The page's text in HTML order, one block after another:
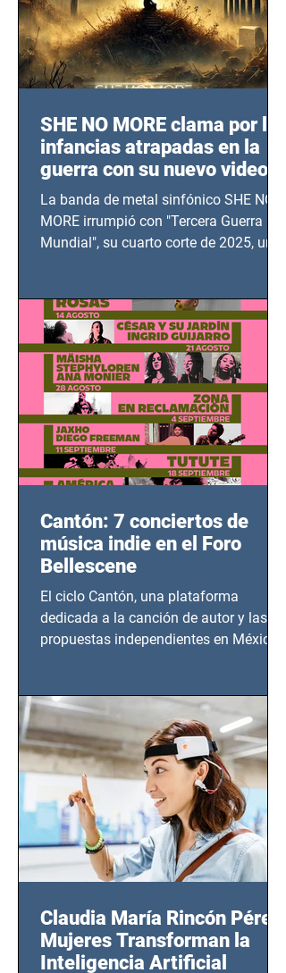
SHE NO MORE clama por las
infancias atrapadas en la
guerra con su nuevo video
TERCERA GUERRA
MUNDIAL
La banda de metal sinfónico SHE NO
MORE irrumpió con "Tercera Guerra
Mundial", su cuarto corte de 2025, un
bélicos.
Cantón: 7 conciertos de
música indie en el Foro
Bellescene
El ciclo Cantón, una plataforma
dedicada a la canción de autor y las
propuestas independientes en México,
CDMX), todos los miércoles a partir del
14 de agosto al 25 de septiembre, a las
20:00 horas.
Claudia María Rincón Pérez:
Mujeres Transforman la
Inteligencia Artificial